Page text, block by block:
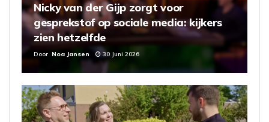
Nicky van der Gijp zorgt voor
gesprekstof op sociale media: kijkers
zien hetzelfde
Door Noa Jansen 30 Juni 2026